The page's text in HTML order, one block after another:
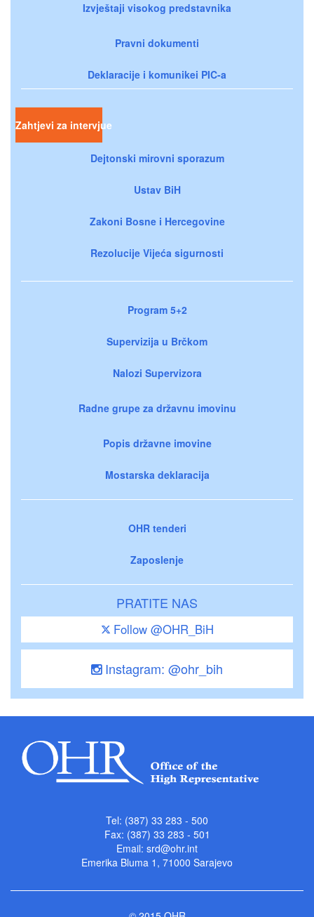
Izvještaji visokog predstavnika
Pravni dokumenti
Deklaracije i komunikei PIC-a
Zahtjevi za intervjue
Dejtonski mirovni sporazum
Ustav BiH
Zakoni Bosne i Hercegovine
Rezolucije Vijeća sigurnosti
Program 5+2
Supervizija u Brčkom
Nalozi Supervizora
Radne grupe za državnu imovinu
Popis državne imovine
Mostarska deklaracija
OHR tenderi
Zaposlenje
PRATITE NAS
Follow @OHR_BiH
Instagram: @ohr_bih
Tel: (387) 33 283 - 500
Fax: (387) 33 283 - 501
Email: srd@ohr.int
Emerika Bluma 1, 71000 Sarajevo